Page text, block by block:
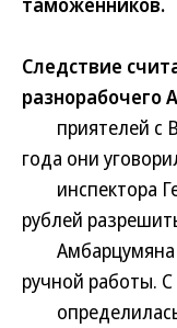
Следствие
разнорабочего
приятелей с
года они
инспектора
рублей
Амбарцумяна
ручной работы. С
определилась